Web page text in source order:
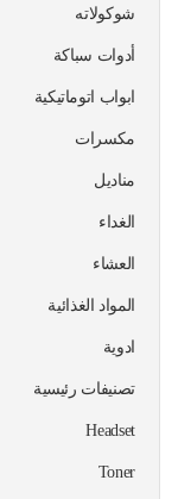
شوكولاته
أدوات سباكة
ابواب اتوماتيكية
مكسرات
مناديل
الغداء
العشاء
المواد الغذائية
ادوية
تصنيفات رئيسية
Headset
Toner